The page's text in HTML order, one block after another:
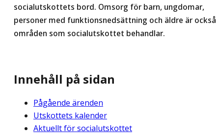
socialutskottets bord. Omsorg för barn, ungdomar,
personer med funktionsnedsättning och äldre är också
områden som socialutskottet behandlar.
Innehåll på sidan
Pågående ärenden
Utskottets kalender
Aktuellt för socialutskottet